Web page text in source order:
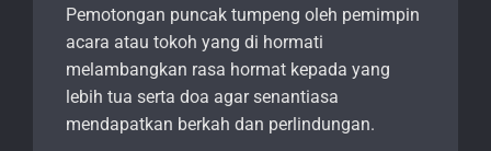
Pemotongan puncak tumpeng oleh pemimpin
acara atau tokoh yang di hormati
melambangkan rasa hormat kepada yang
lebih tua serta doa agar senantiasa
mendapatkan berkah dan perlindungan.